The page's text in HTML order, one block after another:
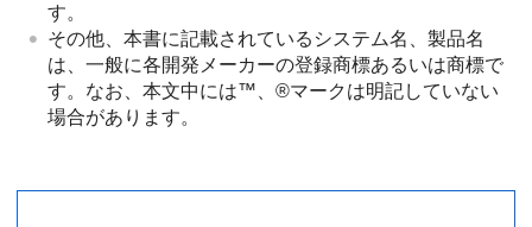
す。
その他、本書に記載されているシステム名、製品名
は、一般に各開発メーカーの登録商標あるいは商標で
す。なお、本文中には™、®マークは明記していない
場合があります。